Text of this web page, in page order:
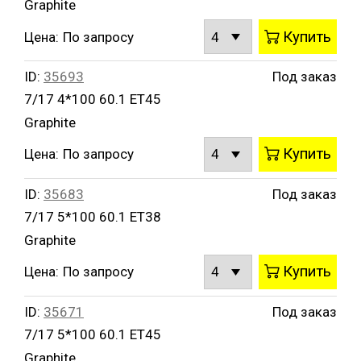
Graphite
Цена: По запросу Купить
ID: 35693
7/17 4*100 60.1 ET45
Graphite
Под заказ
Цена: По запросу Купить
ID: 35683
7/17 5*100 60.1 ET38
Graphite
Под заказ
Цена: По запросу Купить
ID: 35671
7/17 5*100 60.1 ET45
Graphite
Под заказ